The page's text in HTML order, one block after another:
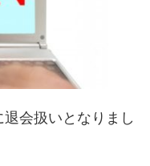
会扱いとなりまし